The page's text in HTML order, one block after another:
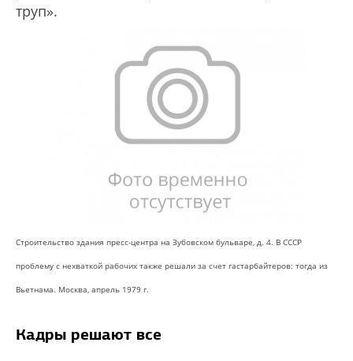
труп».
Строительство здания пресс-центра на Зубовском бульваре, д. 4. В СССР
проблему с нехваткой рабочих также решали за счет гастарбайтеров: тогда из
Вьетнама. Москва, апрель 1979 г.
Кадры решают все